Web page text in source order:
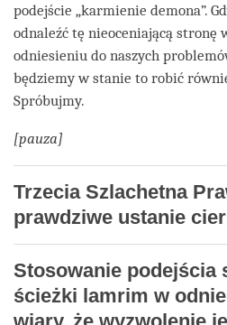
podejście „karmienie demona”.
odnaleźć tę nieoceniającą stronę
odniesieniu do naszych
będziemy w stanie to robić
Spróbujmy.
[pauza]
Trzecia Szlachetna
prawdziwe ustanie
Stosowanie podejścia
ścieżki lamrim w